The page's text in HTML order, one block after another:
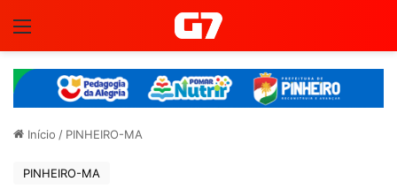
Início / PINHEIRO-MA
PINHEIRO-MA